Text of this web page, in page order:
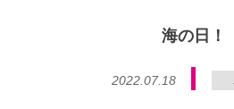
海の日！
2022.07.18